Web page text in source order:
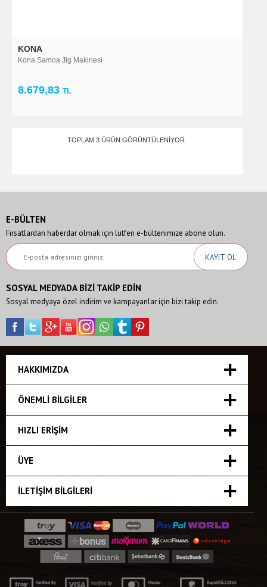
KONA
Kona Samoa Jig Makinesi
8.679,83 TL
TOPLAM 3 ÜRÜN GÖRÜNTÜLENIYOR.
E-BÜLTEN
Fırsatlardan haberdar olmak için lütfen e-bültenimize abone olun.
SOSYAL MEDYADA BİZİ TAKİP EDİN
Sosyal medyaya özel indirim ve kampayanlar için bizi takip edin.
HAKKIMIZDA
ÖNEMLI BILGILER
HIZLI ERIŞIM
ÜYE
İLETIŞIM BILGILERI